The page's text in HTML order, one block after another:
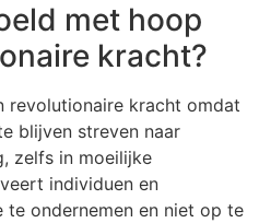
met hoop
kracht?
revolutionaire kracht omdat
blijven streven naar
zelfs in moeilijke
individuen en
te ondernemen en niet op te